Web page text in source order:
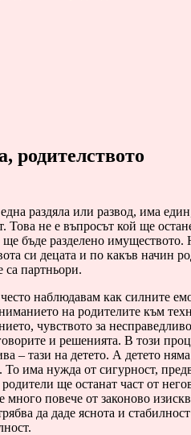
родителството
раздяла или развод, има
Това не е въпросът кой ще
бъде разделено имуществото.
си децата и по какъв начин
са партньори.
наблюдавам как силните
на родителите към
чувството за
и решенията. В този
– тази на детето. А детето
има нужда от сигурност,
ще останат част от
много повече от законово
да даде яснота и